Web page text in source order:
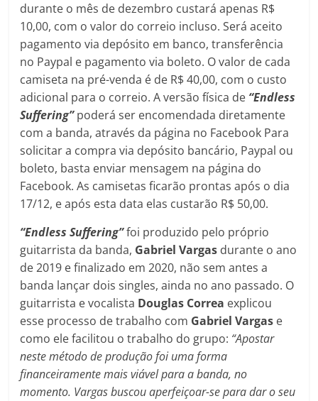
durante o mês de dezembro custará apenas R$
10,00, com o valor do correio incluso. Será aceito
pagamento via depósito em banco, transferência
no Paypal e pagamento via boleto. O valor de cada
camiseta na pré-venda é de R$ 40,00, com o custo
adicional para o correio. A versão física de “Endless
Suffering”poderá ser encomendada diretamente
com a banda, através da página no Facebook Para
solicitar a compra via depósito bancário, Paypal ou
boleto, basta enviar mensagem na página do
Facebook. As camisetas ficarão prontas após o dia
17/12, e após esta data elas custarão R$ 50,00.
“Endless Suffering”foi produzido pelo próprio
guitarrista da banda, Gabriel Vargas durante o ano
de 2019 e finalizado em 2020, não sem antes a
banda lançar dois singles, ainda no ano passado. O
guitarrista e vocalista Douglas Correa explicou
esse processo de trabalho com Gabriel Vargas e
como ele facilitou o trabalho do grupo: “Apostar
neste método de produção foi uma forma
financeiramente mais viável para a banda, no
momento. Vargas buscou aperfeiçoar-se para dar o seu